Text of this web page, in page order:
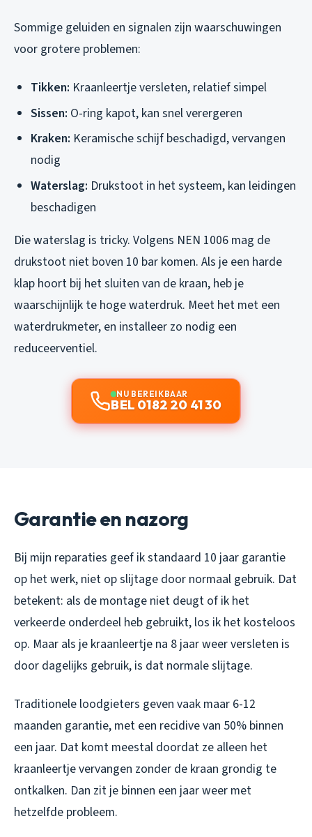
Sommige geluiden en signalen zijn waarschuwingen
voor grotere problemen:
Tikken: Kraanleertje versleten, relatief simpel
Sissen: O-ring kapot, kan snel verergeren
Kraken: Keramische schijf beschadigd, vervangen
nodig
Waterslag: Drukstoot in het systeem, kan leidingen
beschadigen
Die waterslag is tricky. Volgens NEN 1006 mag de
drukstoot niet boven 10 bar komen. Als je een harde
klap hoort bij het sluiten van de kraan, heb je
waarschijnlijk te hoge waterdruk. Meet het met een
waterdrukmeter, en installeer zo nodig een
reduceerventiel.
NU BEREIKBAAR
BEL 0182 20 41 30
Garantie en nazorg
Bij mijn reparaties geef ik standaard 10 jaar garantie
op het werk, niet op slijtage door normaal gebruik. Dat
betekent: als de montage niet deugt of ik het
verkeerde onderdeel heb gebruikt, los ik het kosteloos
op. Maar als je kraanleertje na 8 jaar weer versleten is
door dagelijks gebruik, is dat normale slijtage.
Traditionele loodgieters geven vaak maar 6-12
maanden garantie, met een recidive van 50% binnen
een jaar. Dat komt meestal doordat ze alleen het
kraanleertje vervangen zonder de kraan grondig te
ontkalken. Dan zit je binnen een jaar weer met
hetzelfde probleem.